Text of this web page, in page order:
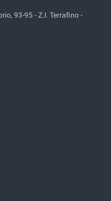
93-95 - Z.I. Terrafino -